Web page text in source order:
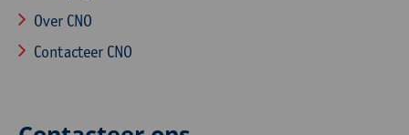
Over CNO
Contacteer CNO